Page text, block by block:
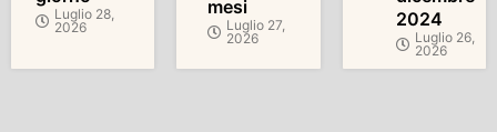
Luglio 28,
2026
mesi
Luglio 27,
2026
2024
Luglio 26,
2026